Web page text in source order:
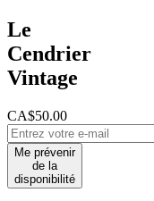
Le
Cendrier
Vintage
CA$50.00
Me prévenir
de la
disponibilité